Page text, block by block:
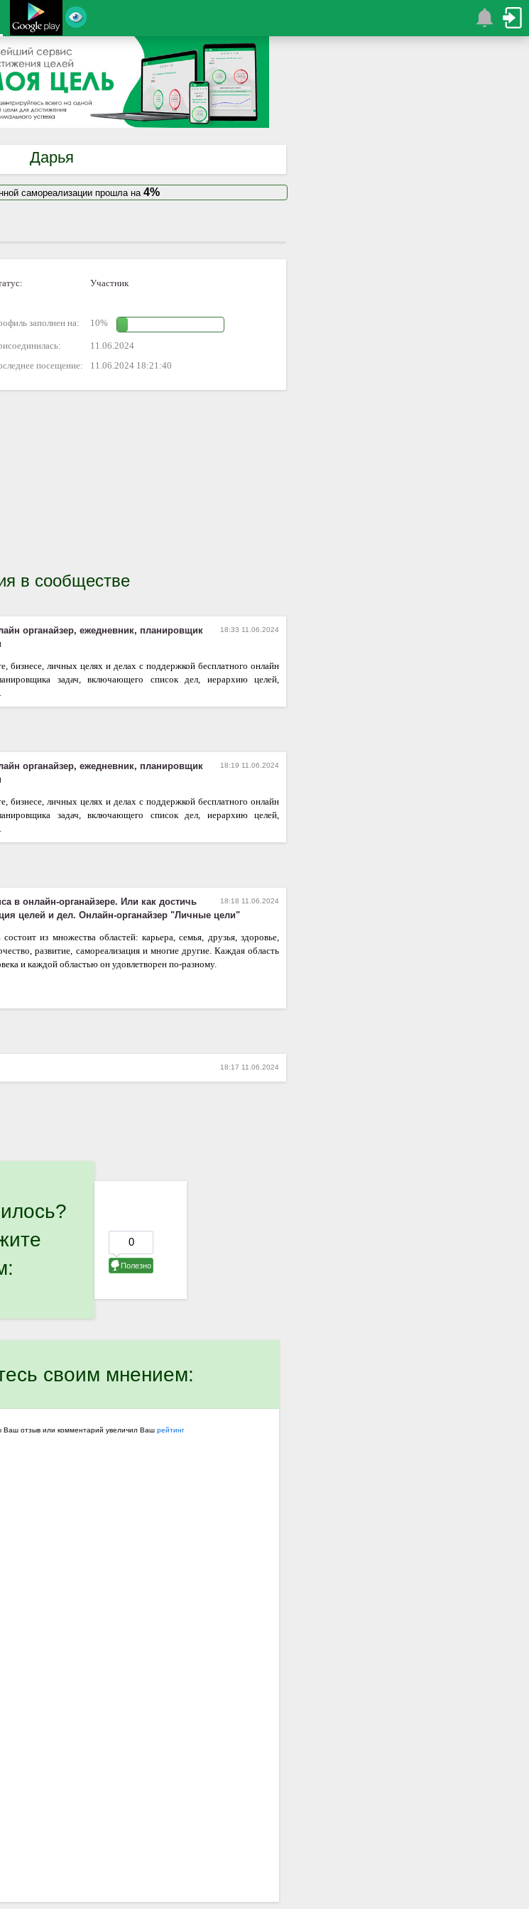
Дарья
самореализации прошла на4%
Участник
заполнен на: 10%
11.06.2024
посещение:
11.06.2024 18:21:40
в сообществе
18:33 11.06.2024
органайзер, ежедневник, планировщик
бизнесе, личных целях и делах с поддержкой бесплатного онлайн
задач, включающего список дел, иерархию целей,
18:19 11.06.2024
органайзер, ежедневник, планировщик
бизнесе, личных целях и делах с поддержкой бесплатного онлайн
задач, включающего список дел, иерархию целей,
18:18 11.06.2024
в онлайн-органайзере. Или как достичь
целей и дел. Онлайн-органайзер "Личные цели"
из множества областей: карьера, семья, друзья, здоровье,
развитие, самореализация и многие другие. Каждая область
и каждой областью он удовлетворен по-разному.
18:17 11.06.2024
своим мнением:
Ваш отзыв или комментарий увеличил Ваш рейтинг